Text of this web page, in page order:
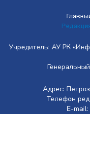
Учредитель: АУ РК
Адрес:
Телефон
E-